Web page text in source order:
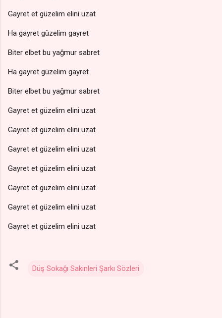
Gayret et güzelim elini uzat
Ha gayret güzelim gayret
Biter elbet bu yağmur sabret
Ha gayret güzelim gayret
Biter elbet bu yağmur sabret
Gayret et güzelim elini uzat
Gayret et güzelim elini uzat
Gayret et güzelim elini uzat
Gayret et güzelim elini uzat
Gayret et güzelim elini uzat
Gayret et güzelim elini uzat
Gayret et güzelim elini uzat
Düş Sokağı Sakinleri Şarkı Sözleri